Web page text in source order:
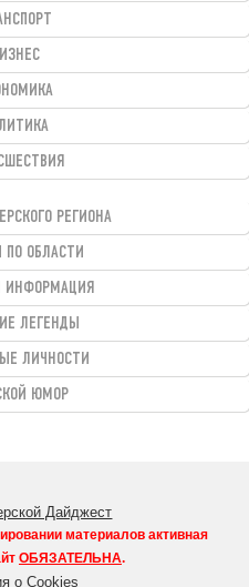
РЕГИОНА
ПО ОБЛАСТИ
ИНФОРМАЦИЯ
ЛЕГЕНДЫ
ЛИЧНОСТИ
ЮМОР
Дайджест
материалов активная
ОБЯЗАТЕЛЬНА.
о Cookies